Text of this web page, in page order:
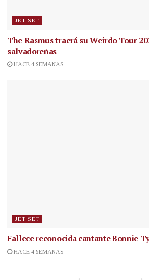
JET SET
The Rasmus traerá su Weirdo Tour
salvadoreñas
HACE 4 SEMANAS
JET SET
Fallece reconocida cantanteBonnie
HACE 4 SEMANAS